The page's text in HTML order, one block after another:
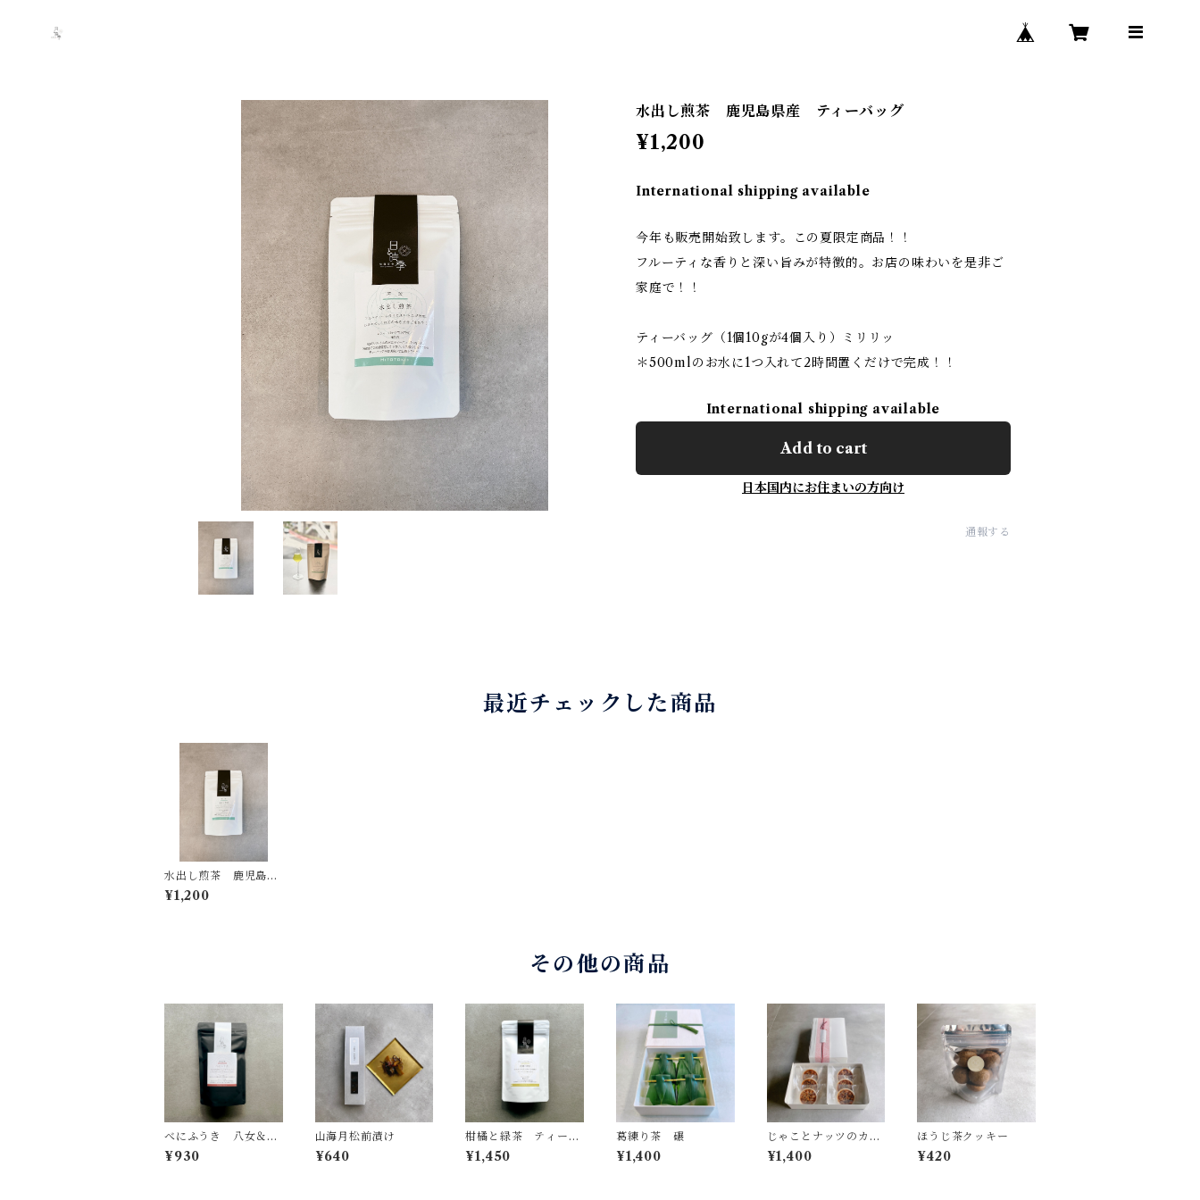
水出し煎茶 鹿児島県産 ティーバッグ
¥1,200
International shipping available
今年も販売開始致します。この夏限定商品！！
フルーティな香りと深い旨みが特徴的。お店の味わいを是非ご
家庭で！！
ティーバッグ（1個10gが4個入り）ミリリッ
＊500mlのお水に1つ入れて2時間置くだけで完成！！
International shipping available
Add to cart
日本国内にお住まいの方向け
通報する
最近チェックした商品
水出し煎茶 鹿児島県
産 ティーバッグ
¥1,200
その他の商品
べにふうき 八女＆鹿
児島県産 リーフ
¥930
山海月松前漬け
¥640
柑橘と緑茶 ティーバ
ッグ
¥1,450
葛練り茶 碾
¥1,400
じゃことナッツのカラ
メル最中（6個入り）
¥1,400
ほうじ茶クッキー
¥420